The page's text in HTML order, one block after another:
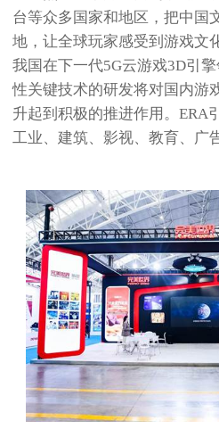
台等众多国家和地区，把中国
地，让全球玩家感受到游戏文
我国在下一代5G云游戏3D引
性关键技术的研发将对国内游
升起到积极的推进作用。ERA
工业、建筑、影视、教育、广